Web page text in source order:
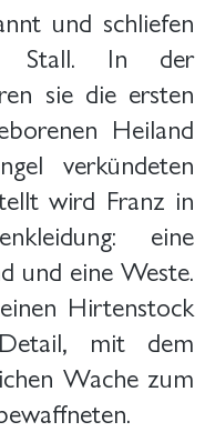
und schliefen
Stall. In der
sie die ersten
Heiland
verkündeten
wird Franz in
eine
und eine Weste.
Hirtenstock
mit dem
Wache zum